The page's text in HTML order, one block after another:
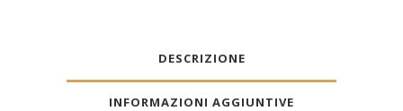
DESCRIZIONE
INFORMAZIONI AGGIUNTIVE